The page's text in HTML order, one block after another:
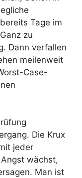
Tage im
zu
Dann verfallen
meilenweit
Case-
Die Krux
jeder
wächst,
Man ist